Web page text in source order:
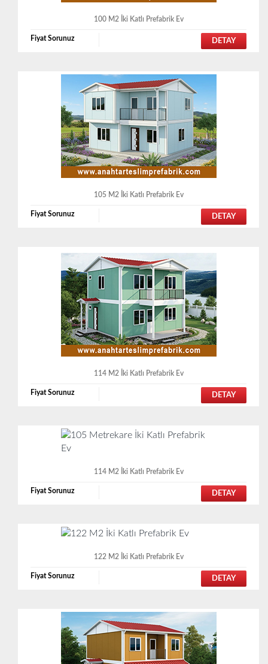
100 M2 İki Katlı Prefabrik Ev
Fiyat Sorunuz DETAY
105 M2 İki Katlı Prefabrik Ev
Fiyat Sorunuz DETAY
114 M2 İki Katlı Prefabrik Ev
Fiyat Sorunuz DETAY
114 M2 İki Katlı Prefabrik Ev
Fiyat Sorunuz DETAY
122 M2 İki Katlı Prefabrik Ev
Fiyat Sorunuz DETAY